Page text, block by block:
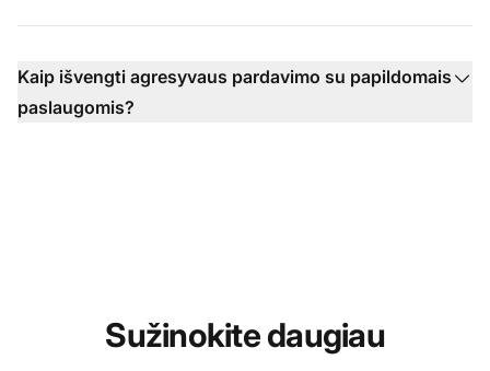
Kaip išvengti agresyvaus pardavimo su papildomais
paslaugomis?
Sužinokite daugiau